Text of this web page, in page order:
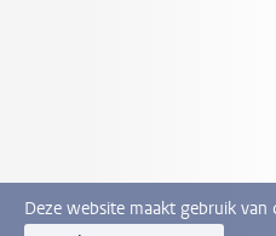
Deze website maakt gebruik van